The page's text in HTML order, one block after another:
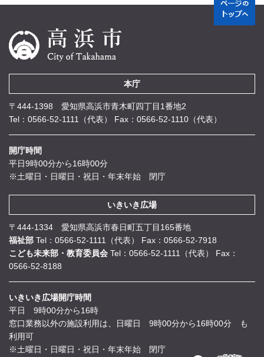
本庁
〒444-1398 愛知県高浜市青木町四丁目1番地2
Tel：0566-52-1111（代表）
Fax：0566-52-1110（代表）
開庁時間
平日9時00分から16時00分
※土曜日・日曜日・祝日・年末年始 閉庁
いきいき広場
〒444-1334 愛知県高浜市春日町五丁目165番地
福祉部 Tel：0566-52-1111（代表）
Fax：0566-52-7918
こども未来部・教育委員会 Tel：0566-52-1111（代表）
Fax：
0566-52-8188
いきいき広場開庁時間
平日 9時00分から16時
窓口業務以外の施設利用は、日曜日 9時00分から16時00分 も
利用可
※土曜日・日曜日・祝日・年末年始 閉庁